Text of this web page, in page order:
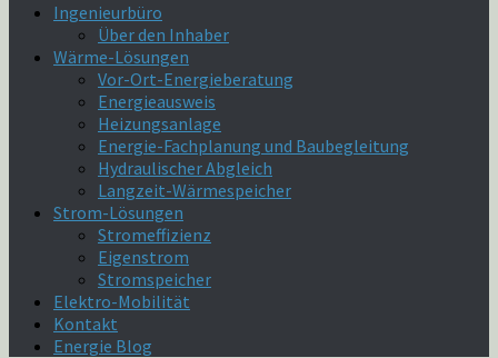
Ingenieurbüro
Über den Inhaber
Wärme-Lösungen
Vor-Ort-Energieberatung
Energieausweis
Heizungsanlage
Energie-Fachplanung und Baubegleitung
Hydraulischer Abgleich
Langzeit-Wärmespeicher
Strom-Lösungen
Stromeffizienz
Eigenstrom
Stromspeicher
Elektro-Mobilität
Kontakt
Energie Blog